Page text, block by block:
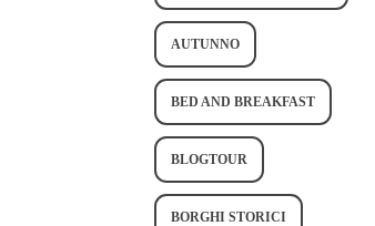
AUTUNNO
BED AND BREAKFAST
BLOGTOUR
BORGHI STORICI